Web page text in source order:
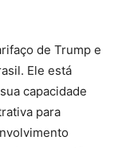
de Trump e
Ele está
capacidade
para